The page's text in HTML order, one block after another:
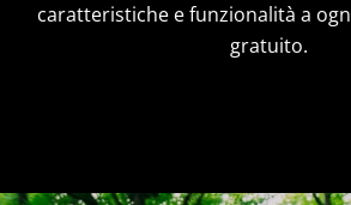
caratteristiche e funzionalità a
gratuito.